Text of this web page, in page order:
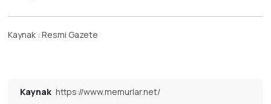
Kaynak : Resmi Gazete
Kaynak https://www.memurlar.net/